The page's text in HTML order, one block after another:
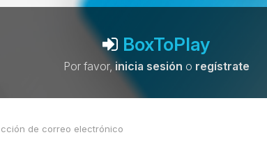
BoxToPlay
Por favor,inicia sesión o regístrate